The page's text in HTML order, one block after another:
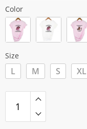
desde
$14.395
hasta
$18.070
Color
Size
L M S XL